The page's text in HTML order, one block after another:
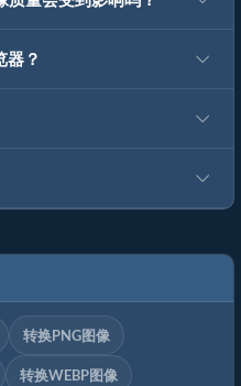
器？
转换PNG图像
转换WEBP图像